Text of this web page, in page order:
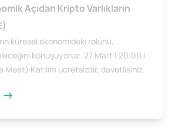
Açıdan Kripto Varlıkların
küresel ekonomideki rolünü,
konuşuyoruz. 27 Mart | 20:00 |
Meet) Katılım ücretsizdir, davetlisiniz.